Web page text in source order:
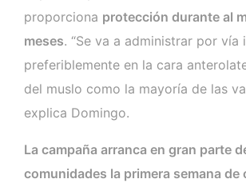
proporciona protección durante al
meses. “Se va a administrar por vía
preferiblemente en la cara
del muslo como la mayoría de las
explica Domingo.
La campaña arranca en gran parte
comunidades la primera semana de